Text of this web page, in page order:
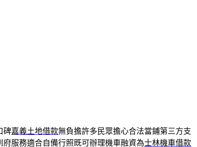
碑嘉義土地借款無負擔許多民眾擔心合法當鋪第三方支
府服務適合自備行照既可辦理機車融資為士林機車借款